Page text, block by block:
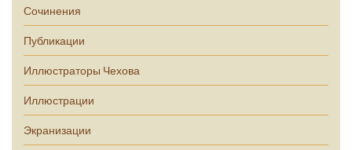
Сочинения
Публикации
Иллюстраторы Чехова
Иллюстрации
Экранизации